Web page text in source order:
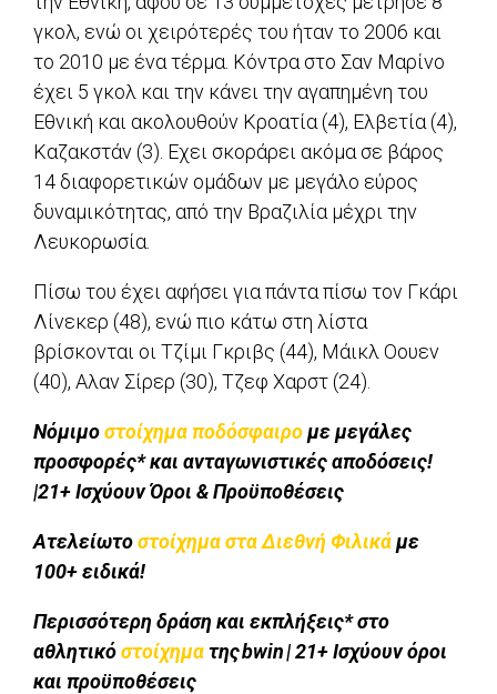
γκολ, ενώ οι χειρότερές του ήταν το 2006 και
το 2010 με ένα τέρμα. Κόντρα στο Σαν Μαρίνο
έχει 5 γκολ και την κάνει την αγαπημένη του
Εθνική και ακολουθούν Κροατία (4), Ελβετία (4),
Καζακστάν (3). Εχει σκοράρει ακόμα σε βάρος
14 διαφορετικών ομάδων με μεγάλο εύρος
δυναμικότητας, από την Βραζιλία μέχρι την
Λευκορωσία.
Πίσω του έχει αφήσει για πάντα πίσω τον Γκάρι
Λίνεκερ (48), ενώ πιο κάτω στη λίστα
βρίσκονται οι Τζίμι Γκριβς (44), Μάικλ Οουεν
(40), Αλαν Σίρερ (30), Τζεφ Χαρστ (24).
Νόμιμοστοίχημα ποδόσφαιρομε μεγάλες
προσφορές* και ανταγωνιστικές αποδόσεις!
|21+ Ισχύουν Όροι & Προϋποθέσεις
Ατελείωτοστοίχημα στα Διεθνή Φιλικάμε
100+ ειδικά!
Περισσότερη δράση και εκπλήξεις* στο
αθλητικόστοίχηματης bwin | 21+ Ισχύουν όροι
και προϋποθέσεις